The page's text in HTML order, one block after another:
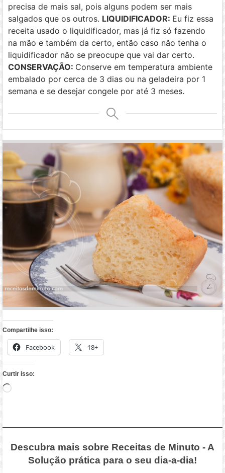
precisa de mais sal, pois alguns podem ser mais
salgados que os outros. LIQUIDIFICADOR: Eu fiz essa
receita usado o liquidificador, mas já fiz só fazendo
na mão e também da certo, então caso não tenha o
liquidificador não se preocupe que vai dar certo.
CONSERVAÇÃO: Conserve em temperatura ambiente
embalado por cerca de 3 dias ou na geladeira por 1
semana e se desejar congele por até 3 meses.
Compartilhe isso:
Facebook 18+
Curtir isso:
Carregando...
Descubra mais sobre Receitas de Minuto - A
Solução prática para o seu dia-a-dia!